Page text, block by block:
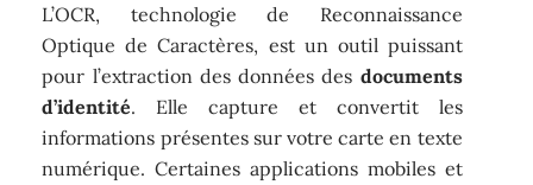
L’OCR, technologie de Reconnaissance
Optique de Caractères, est un outil puissant
pour l’extraction des données des documents
d’identité. Elle capture et convertit les
informations présentes sur votre carte en texte
numérique. Certaines applications mobiles et